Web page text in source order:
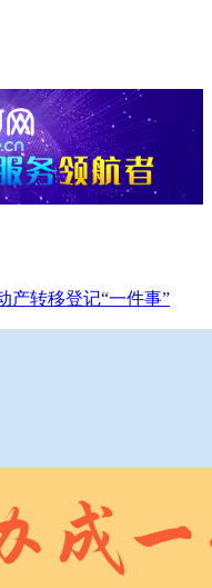
产转移登记“一件事”